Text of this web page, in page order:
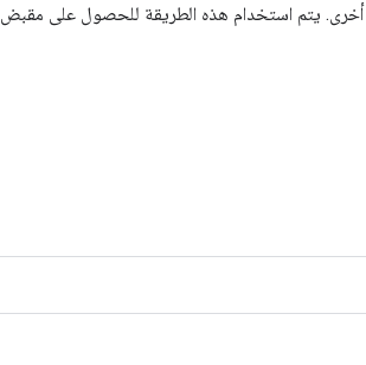
المدخلات إلى عمليات TensorFlow هي مخرجات عملية TensorFlow أخرى. يتم استخدام هذه الطريقة للحصول على مقبض